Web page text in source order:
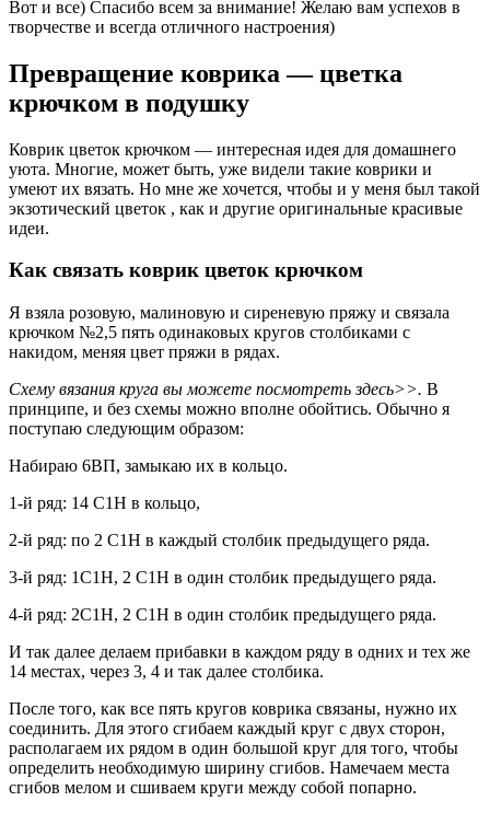
Вот и все) Спасибо всем за внимание! Желаю вам успехов в
творчестве и всегда отличного настроения)
Превращение коврика — цветка
крючком в подушку
Коврик цветок крючком — интересная идея для домашнего
уюта. Многие, может быть, уже видели такие коврики и
умеют их вязать. Но мне же хочется, чтобы и у меня был такой
экзотический цветок , как и другие оригинальные красивые
идеи.
Как связать коврик цветок крючком
Я взяла розовую, малиновую и сиреневую пряжу и связала
крючком №2,5 пять одинаковых кругов столбиками с
накидом, меняя цвет пряжи в рядах.
Схему вязания круга вы можете посмотреть здесь>>. В
принципе, и без схемы можно вполне обойтись. Обычно я
поступаю следующим образом:
Набираю 6ВП, замыкаю их в кольцо.
1-й ряд: 14 С1Н в кольцо,
2-й ряд: по 2 С1Н в каждый столбик предыдущего ряда.
3-й ряд: 1С1Н, 2 С1Н в один столбик предыдущего ряда.
4-й ряд: 2С1Н, 2 С1Н в один столбик предыдущего ряда.
И так далее делаем прибавки в каждом ряду в одних и тех же
14 местах, через 3, 4 и так далее столбика.
После того, как все пять кругов коврика связаны, нужно их
соединить. Для этого сгибаем каждый круг с двух сторон,
располагаем их рядом в один большой круг для того, чтобы
определить необходимую ширину сгибов. Намечаем места
сгибов мелом и сшиваем круги между собой попарно.